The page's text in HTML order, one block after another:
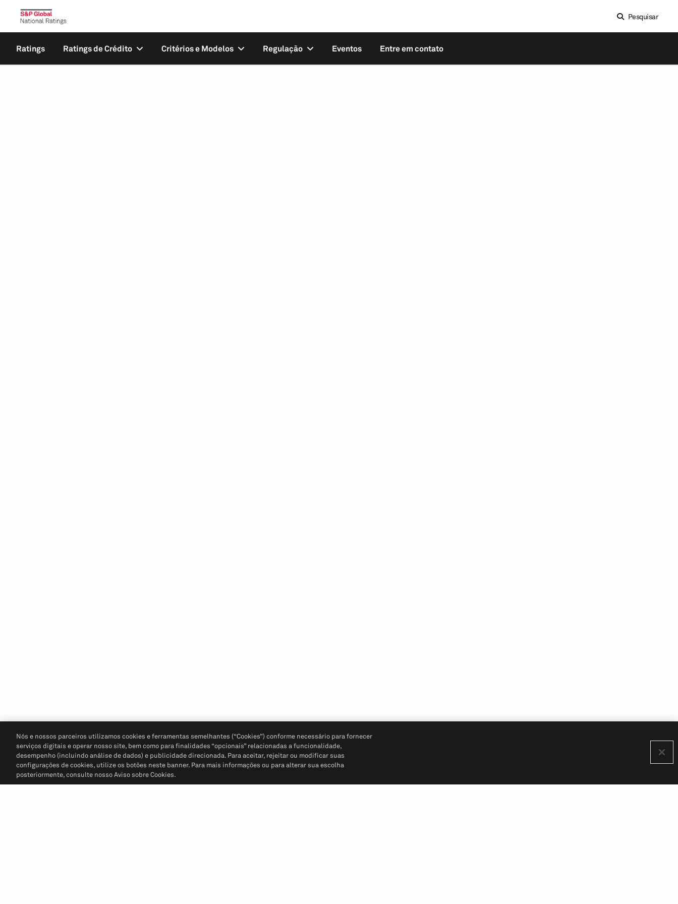
Pesquisar
Ratings Ratings de Crédito Critérios e Modelos Regulação Eventos Entre em contato
Nós e nossos parceiros utilizamos cookies e ferramentas semelhantes (“Cookies”) conforme necessário para fornecer
serviços digitais e operar nosso site, bem como para finalidades “opcionais” relacionadas a funcionalidade,
desempenho (incluindo análise de dados) e publicidade direcionada. Para aceitar, rejeitar ou modificar suas
configurações de cookies, utilize os botões neste banner. Para mais informações ou para alterar sua escolha
posteriormente, consulte nosso Aviso sobre Cookies.